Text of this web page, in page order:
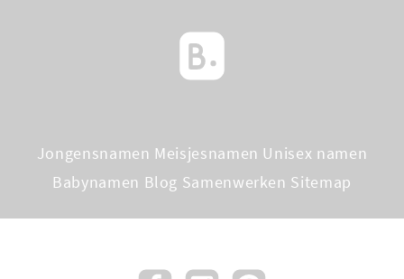
Jongensnamen Meisjesnamen Unisex namen
Babynamen Blog Samenwerken Sitemap